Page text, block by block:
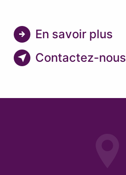
En savoir plus
Contactez-nous